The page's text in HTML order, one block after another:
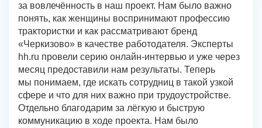
за вовлечённость в наш проект. Нам было важно
понять, как женщины воспринимают профессию
трактористки и как рассматривают бренд
«Черкизово» в качестве работодателя. Эксперты
hh.ru провели серию онлайн-интервью и уже через
месяц предоставили нам результаты. Теперь
мы понимаем, где искать сотрудниц в такой узкой
сфере и что для них важно при трудоустройстве.
Отдельно благодарим за лёгкую и быструю
коммуникацию в ходе проекта. Нам было